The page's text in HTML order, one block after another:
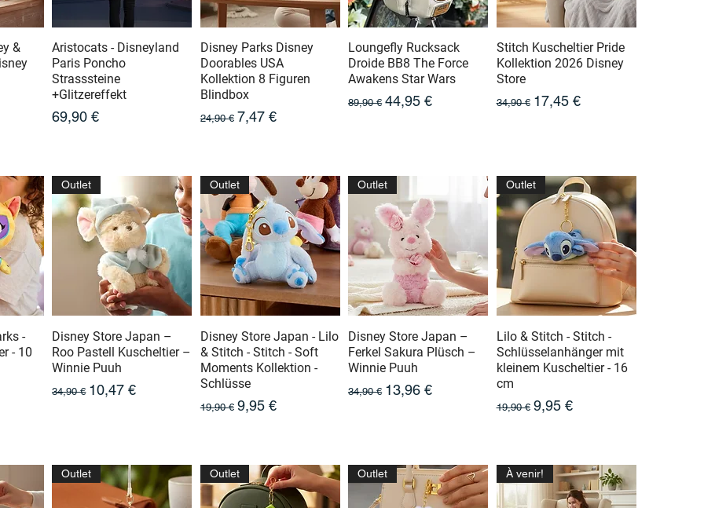
&
Aristocats - Disneyland
Paris Poncho
Strasssteine
+Glitzereffekt
Prix
69,90 €
Disney Parks Disney
Doorables USA
Kollektion 8 Figuren
Blindbox
Prix original
24,90 € Prix promotionnel
7,47 €
Loungefly Rucksack
Droide BB8 The Force
Awakens Star Wars
Prix original
89,90 € Prix promotionnel
44,95 €
Stitch Kuscheltier Pride
Kollektion 2026 Disney
Store
Prix original
34,90 € Prix promotionnel
17,45 €
-
- 10
Outlet
Disney Store Japan –
Roo Pastell Kuscheltier –
Winnie Puuh
Prix original
34,90 € Prix promotionnel
10,47 €
Outlet
Disney Store Japan - Lilo
& Stitch - Stitch - Soft
Moments Kollektion -
Schlüsse
Prix original
19,90 € Prix promotionnel
9,95 €
Outlet
Disney Store Japan –
Ferkel Sakura Plüsch –
Winnie Puuh
Prix original
34,90 € Prix promotionnel
13,96 €
Outlet
Lilo & Stitch - Stitch -
Schlüsselanhänger mit
kleinem Kuscheltier - 16
cm
Prix original
19,90 € Prix promotionnel
9,95 €
Outlet Outlet Outlet À venir!